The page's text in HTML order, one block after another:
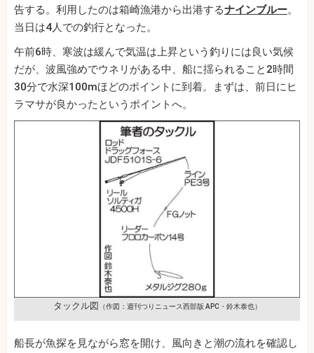
告する。利用したのは箱崎漁港から出港するナインブルー。
当日は4人での釣行となった。
午前6時、寒波は緩んで気温は上昇という釣りには良い気候
だが、波風強めでウネリがある中、船に揺られること2時間
30分で水深100mほどのポイントに到着。まずは、前日にヒ
ラマサが良かったというポイントへ。
タックル図 （作図：週刊つりニュース西部版 APC・鈴木泰也）
船長が魚探を見ながら窓を開け、風向きと潮の流れを確認し